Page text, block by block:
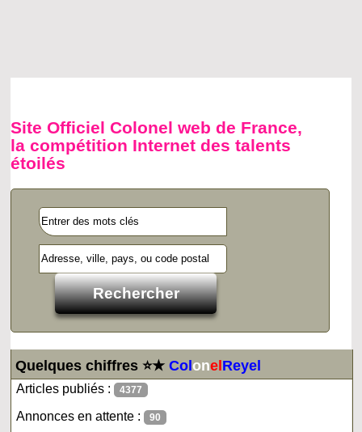
Site Officiel Colonel web de France,
la compétition Internet des talents
étoilés
Quelques chiffres ⭐★ColonelReyel
Articles publiés : 4377
Annonces en attente : 90